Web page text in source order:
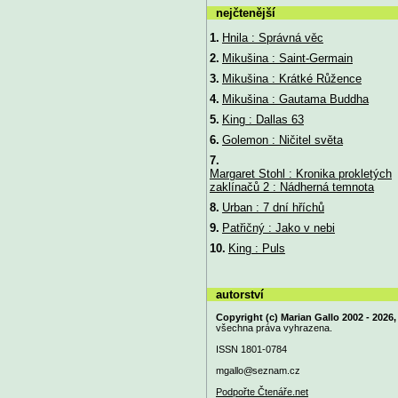
nejčtenější
1. Hnila : Správná věc
2. Mikušina : Saint-Germain
3. Mikušina : Krátké Růžence
4. Mikušina : Gautama Buddha
5. King : Dallas 63
6. Golemon : Ničitel světa
7.
Margaret Stohl : Kronika prokletých
zaklínačů 2 : Nádherná temnota
8. Urban : 7 dní hříchů
9. Patřičný : Jako v nebi
10. King : Puls
autorství
Copyright (c) Marian Gallo 2002 - 2026,
všechna práva vyhrazena.
ISSN 1801-0784
mgallo@seznam.cz
Podpořte Čtenáře.net